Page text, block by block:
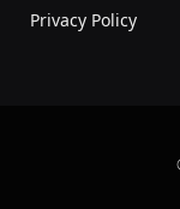
Privacy Policy